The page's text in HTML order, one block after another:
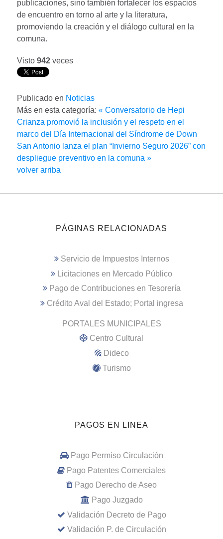
publicaciones, sino también fortalecer los espacios
de encuentro en torno al arte y la literatura,
promoviendo la creación y el diálogo cultural en la
comuna.
Visto 942 veces
Publicado en Noticias
Más en esta categoría: « Conversatorio de Hepi
Crianza promovió la inclusión y el respeto en el
marco del Día Internacional del Síndrome de Down
San Antonio lanza el plan “Invierno Seguro 2026” con
despliegue preventivo en la comuna »
volver arriba
PÁGINAS RELACIONADAS
Servicio de Impuestos Internos
Licitaciones en Mercado Público
Pago de Contribuciones en Tesorería
Crédito Aval del Estado; Portal ingresa
PORTALES MUNICIPALES
Centro Cultural
Dideco
Turismo
PAGOS EN LINEA
Pago Permiso Circulación
Pago Patentes Comerciales
Pago Derecho de Aseo
Pago Juzgado
Validación Decreto de Pago
Validación P. de Circulación